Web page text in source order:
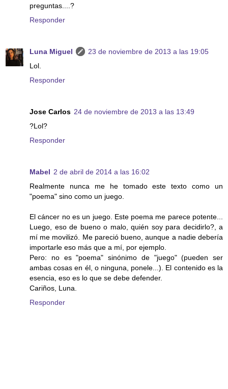
preguntas....?
Responder
Luna Miguel
23 de noviembre de 2013 a las 19:05
Lol.
Responder
Jose Carlos 24 de noviembre de 2013 a las 13:49
?Lol?
Responder
Mabel 2 de abril de 2014 a las 16:02
Realmente nunca me he tomado este texto como un
"poema" sino como un juego.
El cáncer no es un juego. Este poema me parece potente...
Luego, eso de bueno o malo, quién soy para decidirlo?, a
mí me movilizó. Me pareció bueno, aunque a nadie debería
importarle eso más que a mí, por ejemplo.
Pero: no es "poema" sinónimo de "juego" (pueden ser
ambas cosas en él, o ninguna, ponele...). El contenido es la
esencia, eso es lo que se debe defender.
Cariños, Luna.
Responder